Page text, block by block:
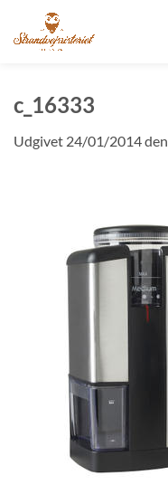
indhold
c_16333
Udgivet 24/01/2014den